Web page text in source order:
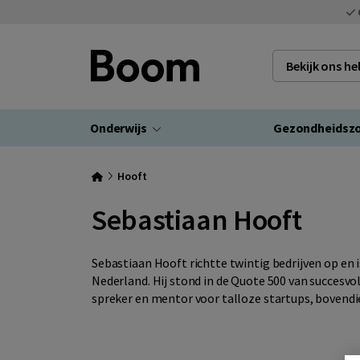
Bekijk ons
Onderwijs
Hooft
Sebastiaan Hooft
Sebastiaan Hooft richtte twintig bedrijven op en
Nederland. Hij stond in de Quote 500 van
spreker en mentor voor talloze startups,